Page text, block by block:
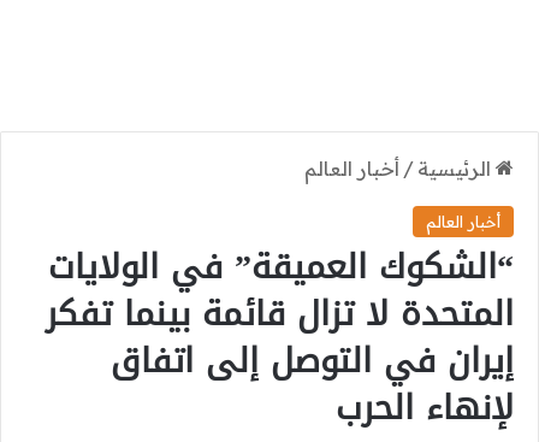
الرئيسية / أخبار العالم
أخبار العالم
“الشكوك العميقة” في الولايات
المتحدة لا تزال قائمة بينما تفكر
إيران في التوصل إلى اتفاق
لإنهاء الحرب